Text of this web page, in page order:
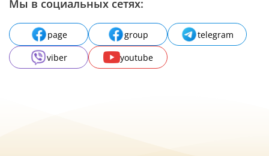
Мы в социальных сетях:
page group
telegram
viber
youtube